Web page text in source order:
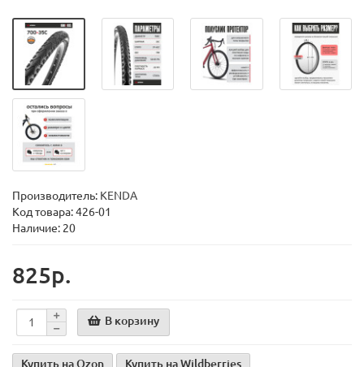
Производитель: KENDA
Код товара:426-01
Наличие: 20
825р.
В корзину
Купить на Ozon Купить на Wildberries